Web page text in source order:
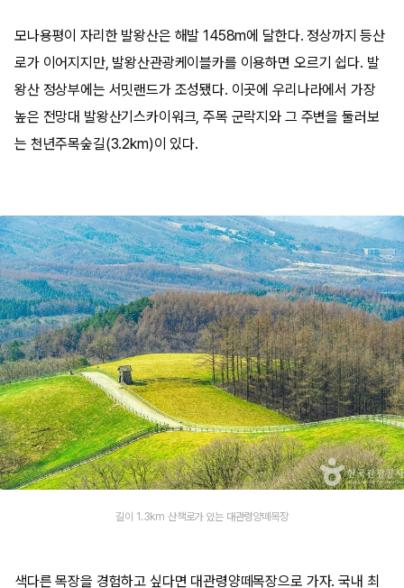
모나용평이 자리한 발왕산은 해발 1458m에 달한다. 정상까지 등산
로가 이어지지만, 발왕산관광케이블카를 이용하면 오르기 쉽다. 발
왕산 정상부에는 서밋랜드가 조성됐다. 이곳에 우리나라에서 가장
높은 전망대 발왕산기스카이워크, 주목 군락지와 그 주변을 둘러보
는 천년주목숲길(3.2km)이 있다.
길이 1.3km 산책로가 있는 대관령양떼목장
색다른 목장을 경험하고 싶다면 대관령양떼목장으로 가자. 국내 최